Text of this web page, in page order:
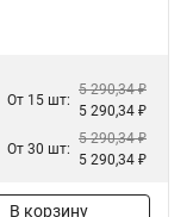
От 15 шт:
5 290,34 ₽
5 290,34 ₽
От 30 шт:
5 290,34 ₽
5 290,34 ₽
В корзину